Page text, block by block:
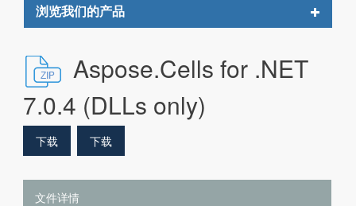
浏览我们的产品
Toggle
Aspose.Cells for .NET
7.0.4 (DLLs only)
下载 下载
文件详情